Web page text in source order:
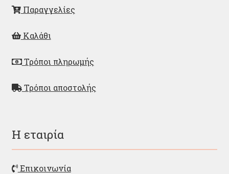
Παραγγελίες
Καλάθι
Τρόποι πληρωμής
Τρόποι αποστολής
Η εταιρία
Επικοινωνία